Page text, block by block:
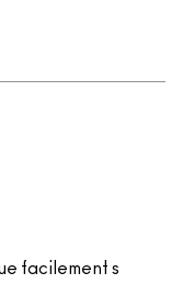
facilement s